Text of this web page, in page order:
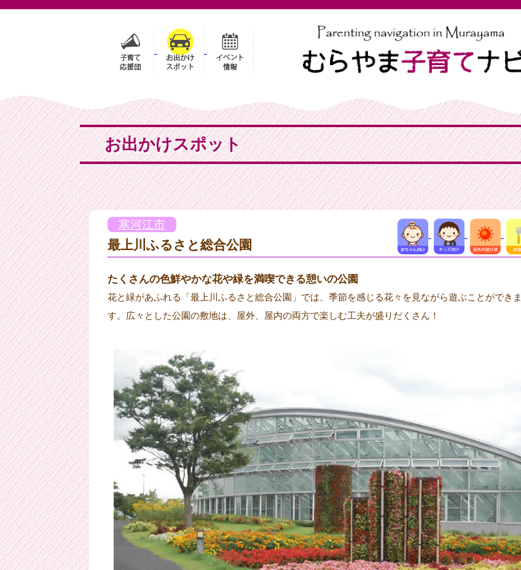
お出かけスポット
寒河江市
最上川ふるさと総合公園
たくさんの色鮮やかな花や緑を満喫できる憩いの公園
花と緑があふれる「最上川ふるさと総合公園」では、季節を感じる花々を見ながら遊ぶことができま
す。広々とした公園の敷地は、屋外、屋内の両方で楽しむ工夫が盛りだくさん！